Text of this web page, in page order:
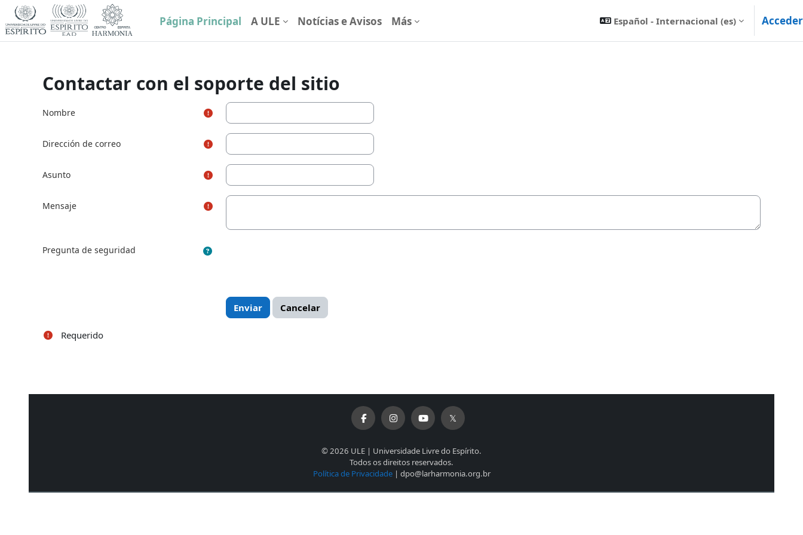
Salta al contenido principal
Página Principal A ULE Notícias e Avisos Más Español - Internacional ‎(es)‎ Acceder
Contactar con el soporte del sitio
Nombre
Dirección de correo
Asunto
Mensaje
Pregunta de seguridad
Requerido
© 2026 ULE | Universidade Livre do Espírito.
Todos os direitos reservados.
Política de Privacidade| dpo@larharmonia.org.br